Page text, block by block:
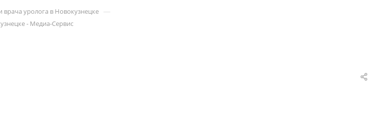
врача уролога в Новокузнецке —
- Медиа-Сервис